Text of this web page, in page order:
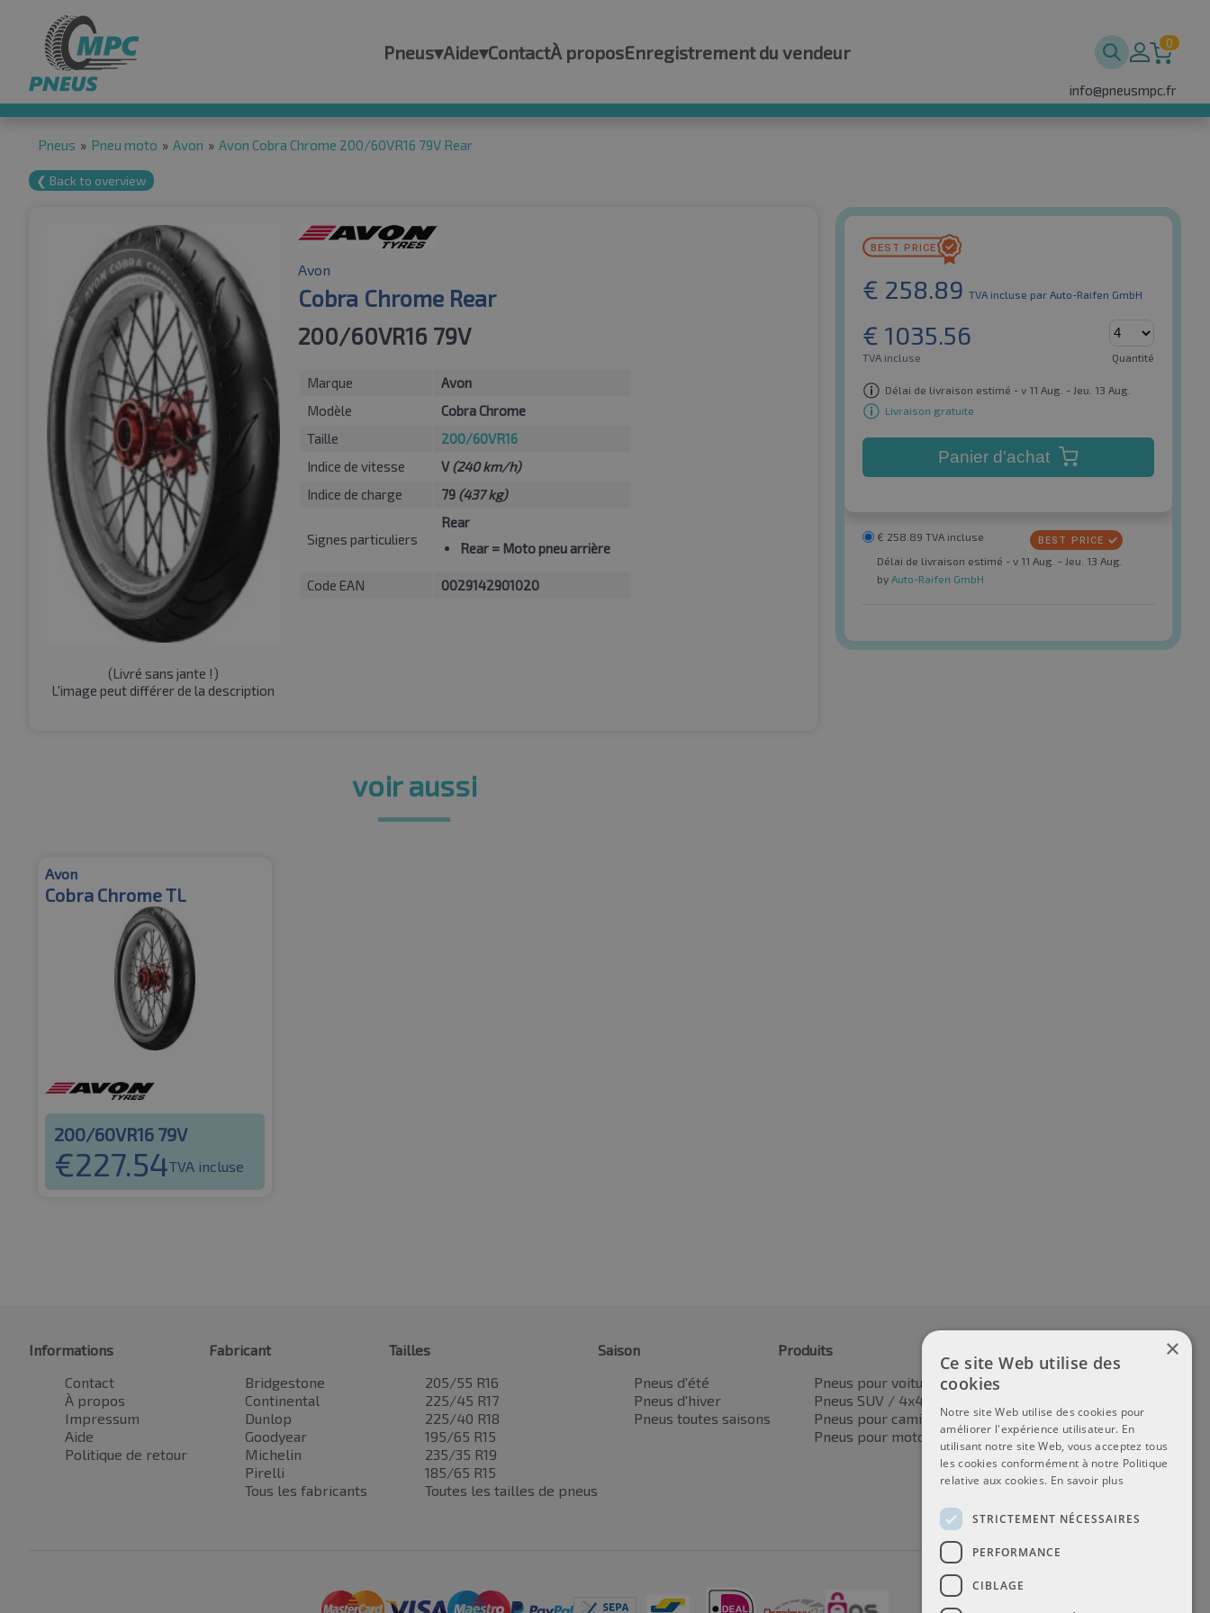
Pneus▾Aide▾ContactÀ proposEnregistrement du vendeur 0
info@pneusmpc.fr
Pneus » Pneu moto » Avon » Avon Cobra Chrome 200/60VR16 79V Rear
❮ Back to overview
(Livré sans jante !)
L'image peut différer de la description
Avon
Cobra Chrome Rear
200/60VR16 79V
Marque
Avon
Modèle
Cobra Chrome
Taille
200/60VR16
Indice de vitesse
V(240 km/h)
Indice de charge
79 (437 kg)
Signes particuliers
Rear
Rear= Moto pneu arrière
Code EAN 0029142901020
€ 258.89 TVA incluse par Auto-Raifen GmbH
€ 1035.56
TVA incluse Quantité
Délai de livraison estimé - v 11 Aug. - Jeu. 13 Aug.
Livraison gratuite
Panier d'achat
€ 258.89 TVA incluse
Délai de livraison estimé - v 11 Aug. - Jeu. 13 Aug.
by Auto-Raifen GmbH
voir aussi
Avon
Cobra Chrome TL
200/60VR16 79V
€227.54TVA incluse
Informations
Contact
À propos
Impressum
Aide
Politique de retour
Fabricant
Bridgestone
Continental
Dunlop
Goodyear
Michelin
Pirelli
Tous les fabricants
Tailles
205/55 R16
225/45 R17
225/40 R18
195/65 R15
235/35 R19
185/65 R15
Toutes les tailles de pneus
Saison
Pneus d'été
Pneus d'hiver
Pneus toutes saisons
Produits
Pneus pour voitures
Pneus SUV / 4x4
Pneus pour camionnettes
Pneus pour motos
×
Ce site Web utilise des
cookies
Notre site Web utilise des cookies pour
améliorer l'expérience utilisateur. En
utilisant notre site Web, vous acceptez tous
les cookies conformément à notre Politique
relative aux cookies. En savoir plus
STRICTEMENT NÉCESSAIRES
PERFORMANCE
CIBLAGE